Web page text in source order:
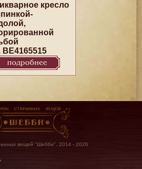
кресло
BE4165515
подробнее
вещей "Шебби", 2014 - 2026